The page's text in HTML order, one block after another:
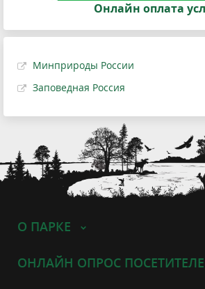
Онлайн оплата
Минприроды России
Заповедная Россия
О ПАРКЕ
ОНЛАЙН ОПРОС